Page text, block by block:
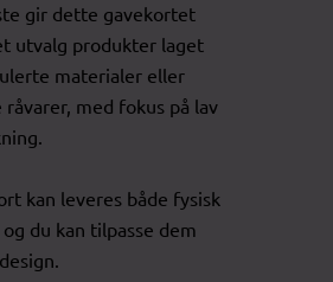
gir dette gavekortet
utvalg produkter laget
materialer eller
med fokus på lav
kan leveres både fysisk
du kan tilpasse dem